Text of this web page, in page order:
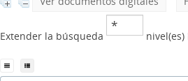
Extender la búsqueda